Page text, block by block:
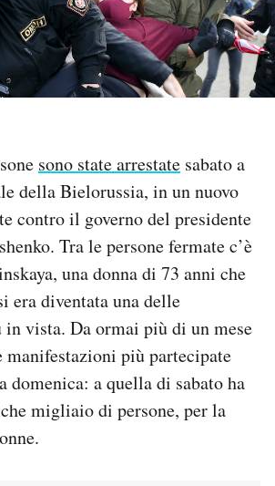
aiuto?
sono state arrestate sabato a
della Bielorussia, in un nuovo
contro il governo del presidente
Tra le persone fermate c’è
una donna di 73 anni che
era diventata una delle
vista. Da ormai più di un mese
più partecipate
domenica: a quella di sabato ha
migliaio di persone, per la